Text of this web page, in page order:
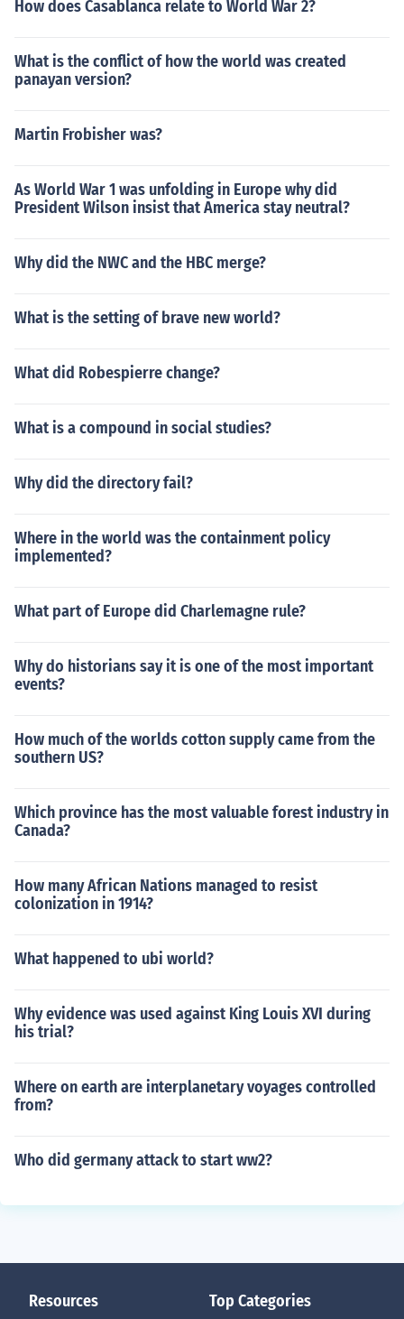
L. S. W. S. L. D. L. M. M. H. O. H. D. M. L. S. W. S. L. D. L.
M. M. H. O. H. D. M. L. S. W. S. L. D. L. M. M. H. O. H. D. M.
M. M. H. O. H. D. M. L. S. W. S. L. D.
How does Casablanca relate to World War 2?
What is the conflict of how the world was created
panayan version?
Martin Frobisher was?
As World War 1 was unfolding in Europe why did
President Wilson insist that America stay neutral?
Why did the NWC and the HBC merge?
What is the setting of brave new world?
What did Robespierre change?
What is a compound in social studies?
Why did the directory fail?
Where in the world was the containment policy
implemented?
What part of Europe did Charlemagne rule?
Why do historians say it is one of the most important
events?
How much of the worlds cotton supply came from the
southern US?
Which province has the most valuable forest industry in
Canada?
How many African Nations managed to resist
colonization in 1914?
What happened to ubi world?
Why evidence was used against King Louis XVI during
his trial?
Where on earth are interplanetary voyages controlled
from?
Who did germany attack to start ww2?
Resources Top Categories